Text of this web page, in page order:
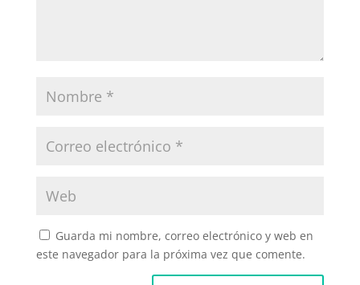
Guarda mi nombre, correo electrónico y web en
este navegador para la próxima vez que comente.